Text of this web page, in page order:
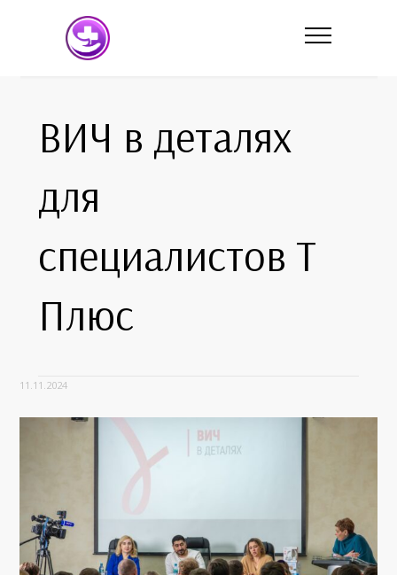
ВИЧ в деталях
для
специалистов Т
Плюс
11.11.2024